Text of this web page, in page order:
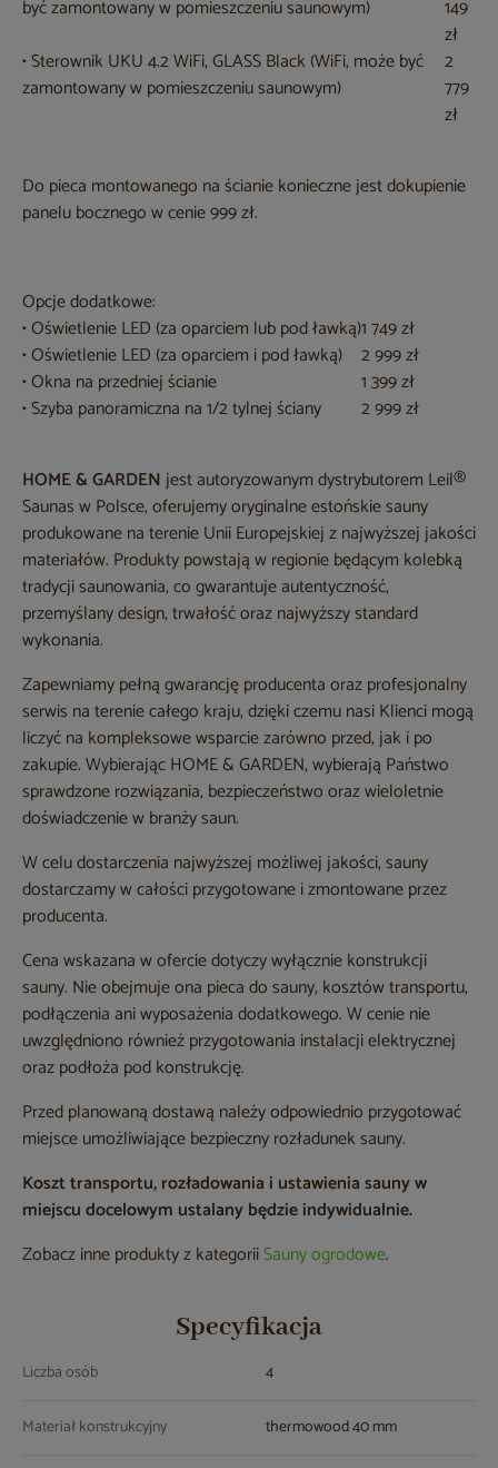
być zamontowany w pomieszczeniu saunowym)
149
zł
• Sterownik UKU 4.2 WiFi, GLASS Black (WiFi, może być
zamontowany w pomieszczeniu saunowym)
2
779
zł
Do pieca montowanego na ścianie konieczne jest dokupienie
panelu bocznego w cenie 999 zł.
Opcje dodatkowe:
• Oświetlenie LED (za oparciem lub pod ławką)1 749 zł
• Oświetlenie LED (za oparciem i pod ławką)
2 999 zł
• Okna na przedniej ścianie
1 399 zł
• Szyba panoramiczna na 1/2 tylnej ściany
2 999 zł
HOME & GARDENjest autoryzowanym dystrybutorem Leil®
Saunas w Polsce, oferujemy oryginalne estońskie sauny
produkowane na terenie Unii Europejskiej z najwyższej jakości
materiałów. Produkty powstają w regionie będącym kolebką
tradycji saunowania, co gwarantuje autentyczność,
przemyślany design, trwałość oraz najwyższy standard
wykonania.
Zapewniamy pełną gwarancję producenta oraz profesjonalny
serwis na terenie całego kraju, dzięki czemu nasi Klienci mogą
liczyć na kompleksowe wsparcie zarówno przed, jak i po
zakupie. Wybierając HOME & GARDEN, wybierają Państwo
sprawdzone rozwiązania, bezpieczeństwo oraz wieloletnie
doświadczenie w branży saun.
W celu dostarczenia najwyższej możliwej jakości, sauny
dostarczamy w całości przygotowane i zmontowane przez
producenta.
Cena wskazana w ofercie dotyczy wyłącznie konstrukcji
sauny. Nie obejmuje ona pieca do sauny, kosztów transportu,
podłączenia ani wyposażenia dodatkowego. W cenie nie
uwzględniono również przygotowania instalacji elektrycznej
oraz podłoża pod konstrukcję.
Przed planowaną dostawą należy odpowiednio przygotować
miejsce umożliwiające bezpieczny rozładunek sauny.
Koszt transportu, rozładowania i ustawienia sauny w
miejscu docelowym ustalany będzie indywidualnie.
Zobacz inne produkty z kategoriiSauny ogrodowe.
Specyfikacja
Liczba osób 4
Materiał konstrukcyjny thermowood 40 mm